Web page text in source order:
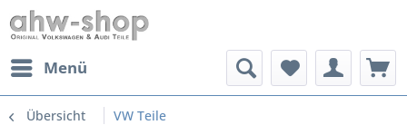
Menü
Übersicht VW Teile